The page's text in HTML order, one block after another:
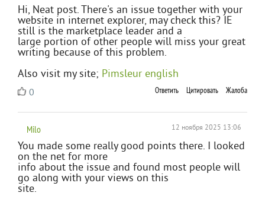
Hi, Neat post. There's an issue together with your
website in internet explorer, may check this? IE
still is the marketplace leader and a
large portion of other people will miss your great
writing because of this problem.
Also visit my site; Pimsleur english
0 Ответить Цитировать Жалоба
Milo 12 ноября 2025 13:06
You made some really good points there. I looked
on the net for more
info about the issue and found most people will
go along with your views on this
site.